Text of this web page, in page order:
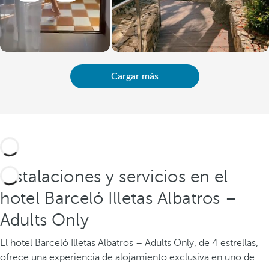
Cargar más
Instalaciones y servicios en el
hotel Barceló Illetas Albatros –
Adults Only
El hotel Barceló Illetas Albatros – Adults Only, de 4 estrellas,
ofrece una experiencia de alojamiento exclusiva en uno de